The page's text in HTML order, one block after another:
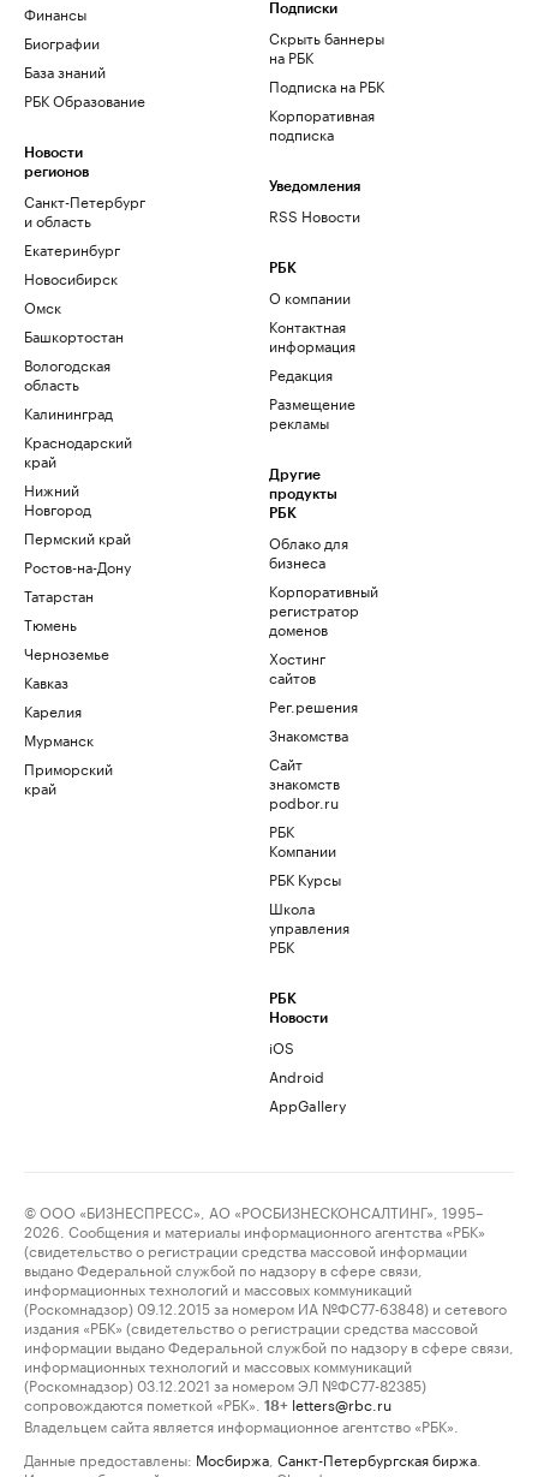
Финансы
Биографии
База знаний
РБК Образование
Новости
регионов
Санкт-Петербург
и область
Екатеринбург
Новосибирск
Омск
Башкортостан
Вологодская
область
Калининград
Краснодарский
край
Нижний
Новгород
Пермский край
Ростов-на-Дону
Татарстан
Тюмень
Черноземье
Кавказ
Карелия
Мурманск
Приморский
край
Подписки
Скрыть баннеры
на РБК
Подписка на РБК
Корпоративная
подписка
Уведомления
RSS Новости
РБК
О компании
Контактная
информация
Редакция
Размещение
рекламы
Другие
продукты
РБК
Облако для
бизнеса
Корпоративный
регистратор
доменов
Хостинг
сайтов
Рег.решения
Знакомства
Сайт
знакомств
podbor.ru
РБК
Компании
РБК Курсы
Школа
управления
РБК
РБК
Новости
iOS
Android
AppGallery
© ООО «БИЗНЕСПРЕСС», АО «РОСБИЗНЕСКОНСАЛТИНГ», 1995–
2026. Сообщения и материалы информационного агентства «РБК»
(свидетельство о регистрации средства массовой информации
выдано Федеральной службой по надзору в сфере связи,
информационных технологий и массовых коммуникаций
(Роскомнадзор) 09.12.2015 за номером ИА №ФС77-63848) и сетевого
издания «РБК» (свидетельство о регистрации средства массовой
информации выдано Федеральной службой по надзору в сфере связи,
информационных технологий и массовых коммуникаций
(Роскомнадзор) 03.12.2021 за номером ЭЛ №ФС77-82385)
сопровождаются пометкой «РБК».
18+ letters@rbc.ru
Владельцем сайта является информационное агентство «РБК».
Данные предоставлены: Мосбиржа Санкт-Петербургская биржа